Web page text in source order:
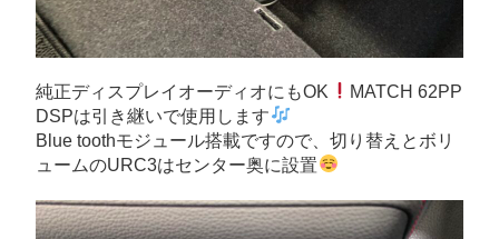
純正ディスプレイオーディオにもOK
MATCH 62PP
DSPは引き継いで使用します
Blue toothモジュール搭載ですので、切り替えとボリ
ュームのURC3はセンター奥に設置